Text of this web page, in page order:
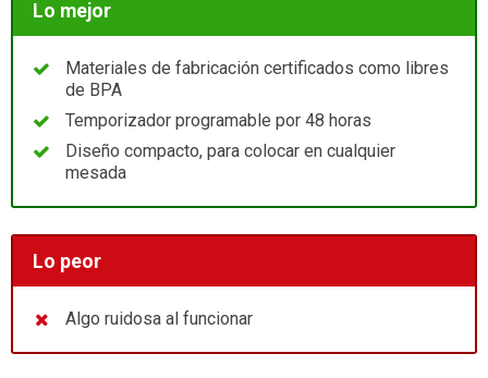
Lo mejor
Materiales de fabricación certificados como libres
de BPA
Temporizador programable por 48 horas
Diseño compacto, para colocar en cualquier
mesada
Lo peor
Algo ruidosa al funcionar